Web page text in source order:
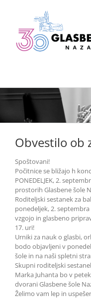
Obvestilo ob
Spoštovani!
Počitnice se bližajo h
PONEDELJEK, 2.
prostorih Glasbene šole
Roditeljski sestanek za
ponedeljek, 2.
vzgojo in glasbeno
17. uri!
Urniki za nauk o glasbi,
bodo objavljeni v
šole in na naši spletni
Skupni roditeljski
Marka Juhanta bo v
dvorani Glasbene šole
Želimo vam lep in